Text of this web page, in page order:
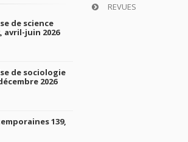
de science
avril-juin 2026
de sociologie
2026
139,
REVUES